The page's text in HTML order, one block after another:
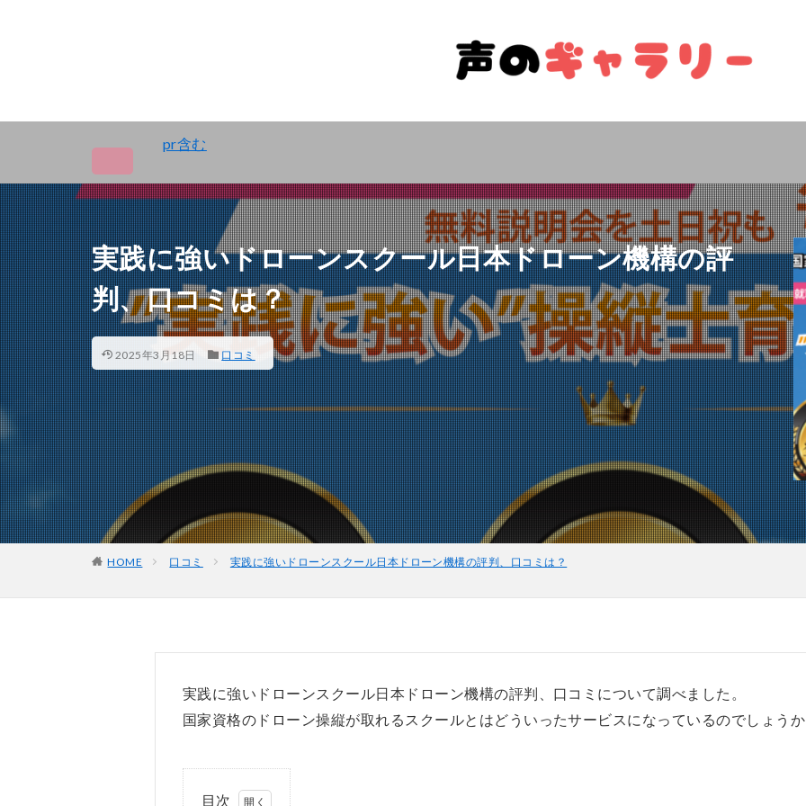
pr含む
実践に強いドローンスクール日本ドローン機構の評
判、口コミは？
2025年3月18日 口コミ
HOME 口コミ 実践に強いドローンスクール日本ドローン機構の評判、口コミは？
実践に強いドローンスクール日本ドローン機構の評判、口コミについて調べました。
国家資格のドローン操縦が取れるスクールとはどういったサービスになっているのでしょう
目次